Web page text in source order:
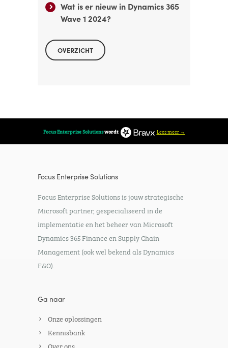
Wat is er nieuw in Dynamics 365
Wave 1 2024?
OVERZICHT
Focus Enterprise Solutionswordt Lees meer →
Focus Enterprise Solutions
Focus Enterprise Solutions is jouw strategische
Microsoft partner, gespecialiseerd in de
implementatie en het beheer van Microsoft
Dynamics 365 Finance en Supply Chain
Management (ook wel bekend als Dynamics
F&O).
Ga naar
Onze oplossingen
Kennisbank
Over ons